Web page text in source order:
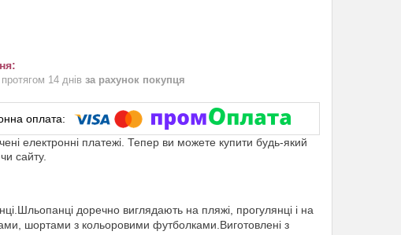
14 днів за рахунок покупця
електронні платежі. Тепер ви можете купити будь-який
сайту.
доречно виглядають на пляжі, прогулянці і на
шортами з кольоровими футболками.Виготовлені з